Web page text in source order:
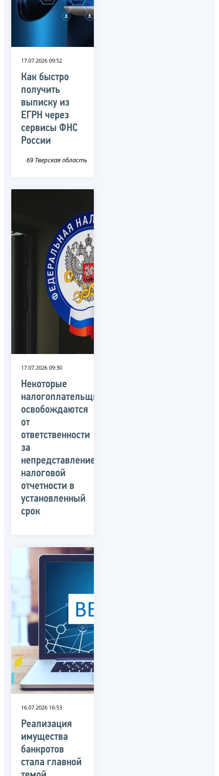
17.07.2026 09:52
Как быстро
получить
выписку из
ЕГРН через
сервисы ФНС
России
69 Тверская область
17.07.2026 09:30
Некоторые
налогоплательщики
освобождаются
от
ответственности
за
непредставление
налоговой
отчетности в
установленный
срок
16.07.2026 16:53
Реализация
имущества
банкротов
стала главной